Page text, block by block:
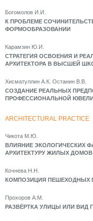
Богомолов И.И.
К ПРОБЛЕМЕ
ФОРМООБРАЗОВАНИИ
Карамзин Ю.И.
СТРАТЕГИЯ ОСВОЕНИЯ И
АРХИТЕКТОРА В ВЫСШЕЙ
Хисматуллин А.К. Останин В.В.
СОЗДАНИЕ РЕАЛЬНЫХ
ПРОФЕССИОНАЛЬНОЙ
ARCHITECTURAL PRACTICE
Чикота М.Ю.
ВЛИЯНИЕ ЭКОЛОГИЧЕСКИХ
АРХИТЕКТУРУ ЖИЛЫХ
Кочнева Н.Н.
КОМПОЗИЦИЯ ПЕШЕХОДНЫХ
Прохоров А.М.
РАЗВЁРТКА УЛИЦЫ ИЛИ ВИД